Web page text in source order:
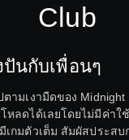
Club
ปันกับเพื่อนๆ
ตามเงามืดของ
หลดได้เลยโดยไม่มีค่าใ
เกมตัวเต็ม สัมผัสประส